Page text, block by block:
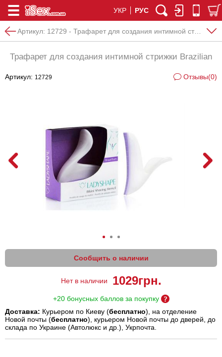
УКР РУС
Артикул: 12729 - Трафарет для создания интимной стрижки Brazilian
Трафарет для создания интимной стрижки Brazilian
Артикул: 12729 Отзывы(0)
Сообщить о наличии
Нет в наличии 1029грн.
+20 бонусных баллов за покупку
Доставка: Курьером по Киеву (бесплатно), на отделение
Новой почты (бесплатно), курьером Новой почты до дверей, до
склада по Украине (Автолюкс и др.), Укрпочта.